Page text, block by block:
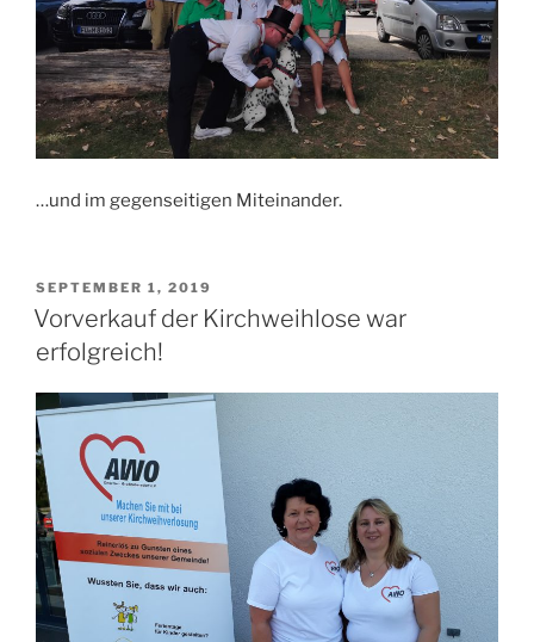
…und im gegenseitigen Miteinander.
VERÖFFENTLICHT
AM
SEPTEMBER 1, 2019
Vorverkauf der Kirchweihlose war
erfolgreich!